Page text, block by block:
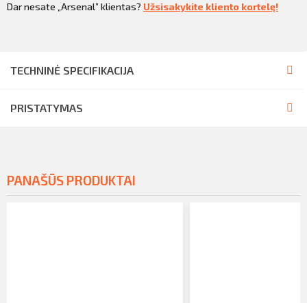
Dar nesate „Arsenal” klientas? Užsisakykite kliento kortelę!
TECHNINĖ SPECIFIKACIJA
PRISTATYMAS
PANAŠŪS PRODUKTAI